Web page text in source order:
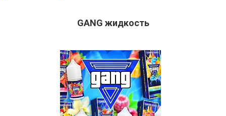
GANG жидкость